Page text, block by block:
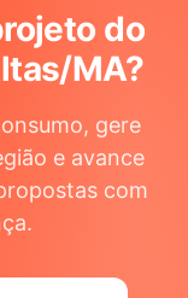
do
MA?
gere
e avance
com